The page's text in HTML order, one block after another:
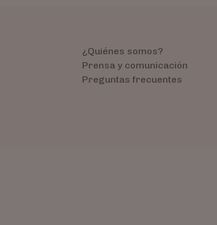
¿Quiénes somos?
Prensa y comunicación
Preguntas frecuentes